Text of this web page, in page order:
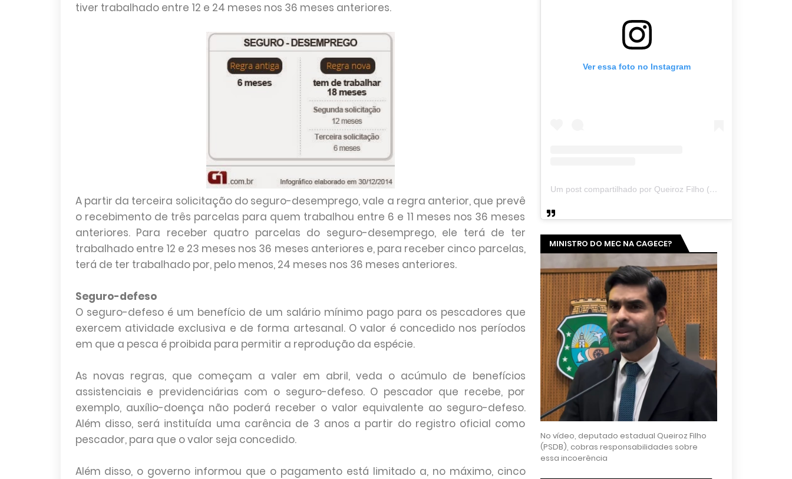
tiver trabalhado entre 12 e 24 meses nos 36 meses anteriores.
A partir da terceira solicitação do seguro-desemprego, vale a regra anterior, que prevê
o recebimento de três parcelas para quem trabalhou entre 6 e 11 meses nos 36 meses
anteriores. Para receber quatro parcelas do seguro-desemprego, ele terá de ter
trabalhado entre 12 e 23 meses nos 36 meses anteriores e, para receber cinco parcelas,
terá de ter trabalhado por, pelo menos, 24 meses nos 36 meses anteriores.
Seguro-defeso
O seguro-defeso é um benefício de um salário mínimo pago para os pescadores que
exercem atividade exclusiva e de forma artesanal. O valor é concedido nos períodos
em que a pesca é proibida para permitir a reprodução da espécie.
As novas regras, que começam a valer em abril, veda o acúmulo de benefícios
assistenciais e previdenciárias com o seguro-defeso. O pescador que recebe, por
exemplo, auxílio-doença não poderá receber o valor equivalente ao seguro-defeso.
Além disso, será instituída uma carência de 3 anos a partir do registro oficial como
pescador, para que o valor seja concedido.
Além disso, o governo informou que o pagamento está limitado a, no máximo, cinco
Ver essa foto no Instagram
Um post compartilhado por Queiroz Filho (@queirozmfilho)
MINISTRO DO MEC NA CAGECE?
No vídeo, deputado estadual Queiroz Filho
(PSDB), cobras responsabilidades sobre
essa incoerência